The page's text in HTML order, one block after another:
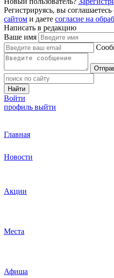
Регистрируясь, вы соглашаетесь
сайтом и даете согласие на
Написать в редакцию
Ваше имя
Найти
Войти
профиль выйти
Главная
Новости
Акции
Места
Афиша